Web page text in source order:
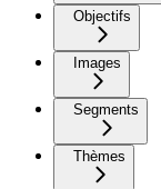
Objectifs
Images
Segments
Thèmes